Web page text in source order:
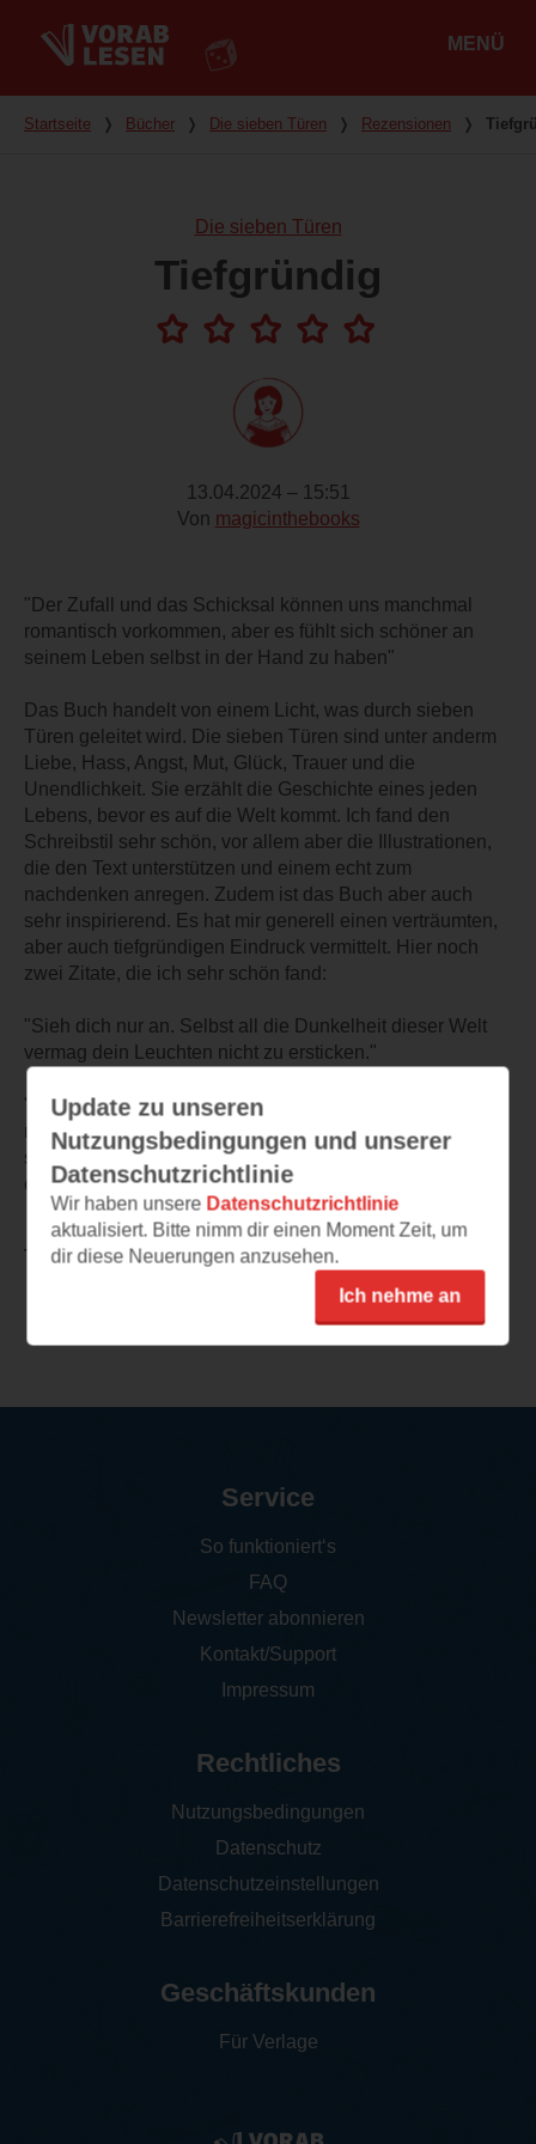
MENÜ
Du bist hier
Startseite ❭ Bücher ❭ Die sieben Türen ❭ Rezensionen ❭
Die sieben Türen
Tiefgründig
13.04.2024 – 15:51
Von magicinthebooks
"Der Zufall und das Schicksal können uns manchmal
romantisch vorkommen, aber es fühlt sich schöner an
seinem Leben selbst in der Hand zu haben"
Das Buch handelt von einem Licht, was durch sieben
Türen geleitet wird. Die sieben Türen sind unter anderm
Liebe, Hass, Angst, Mut, Glück, Trauer und die
Unendlichkeit. Sie erzählt die Geschichte eines jeden
Lebens, bevor es auf die Welt kommt. Ich fand den
Schreibstil sehr schön, vor allem aber die Illustrationen,
die den Text unterstützen und einem echt zum
nachdenken anregen. Zudem ist das Buch aber auch
sehr inspirierend. Es hat mir generell einen verträumten,
aber auch tiefgründigen Eindruck vermittelt. Hier noch
zwei Zitate, die ich sehr schön fand:
"Sieh dich nur an. Selbst all die Dunkelheit dieser Welt
vermag dein Leuchten nicht zu ersticken."
"Verschwende also nie die Gegenwart, in dem du dich
nach der Zukunft sehnst, die du hättest haben können,
sondern genieße das hier und jetzt. Du wirst eh nie
erfahren, was du alles verpasst hast."
TEILEN
Update zu unseren
Nutzungsbedingungen und unserer
Datenschutzrichtlinie
Wir haben unsere Datenschutzrichtlinie
aktualisiert. Bitte nimm dir einen Moment Zeit, um
dir diese Neuerungen anzusehen.
Ich nehme an
Service
So funktioniert‘s
FAQ
Newsletter abonnieren
Kontakt/Support
Impressum
Rechtliches
Nutzungsbedingungen
Datenschutz
Datenschutzeinstellungen
Barrierefreiheitserklärung
Geschäftskunden
Für Verlage